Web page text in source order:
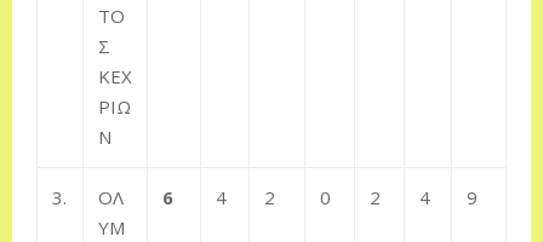
ΤΟ
Σ
ΚΕΧ
ΡΙΩ
Ν
3.
ΟΛ
ΥΜ
6 4 2 0 2 4 9